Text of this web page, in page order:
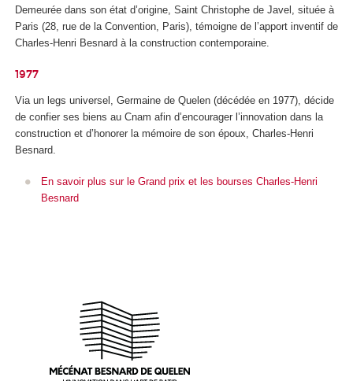
Demeurée dans son état d’origine, Saint Christophe de Javel, située à
Paris (28, rue de la Convention, Paris), témoigne de l’apport inventif de
Charles-Henri Besnard à la construction contemporaine.
1977
Via un legs universel, Germaine de Quelen (décédée en 1977), décide
de confier ses biens au Cnam afin d’encourager l’innovation dans la
construction et d’honorer la mémoire de son époux, Charles-Henri
Besnard.
En savoir plus sur le Grand prix et les bourses Charles-Henri
Besnard